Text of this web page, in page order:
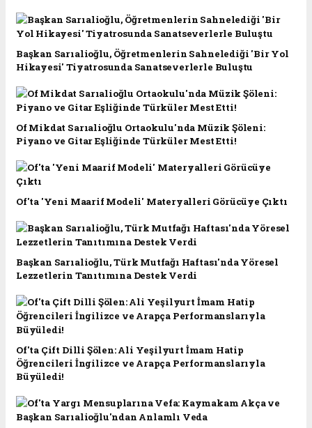
Başkan Sarıalioğlu, Öğretmenlerin Sahnelediği 'Bir Yol
Hikayesi' Tiyatrosunda Sanatseverlerle Buluştu
Of Mikdat Sarıalioğlu Ortaokulu'nda Müzik Şöleni:
Piyano ve Gitar Eşliğinde Türküler Mest Etti!
Of'ta 'Yeni Maarif Modeli' Materyalleri Görücüye Çıktı
Başkan Sarıalioğlu, Türk Mutfağı Haftası'nda Yöresel
Lezzetlerin Tanıtımına Destek Verdi
Of'ta Çift Dilli Şölen: Ali Yeşilyurt İmam Hatip
Öğrencileri İngilizce ve Arapça Performanslarıyla
Büyüledi!